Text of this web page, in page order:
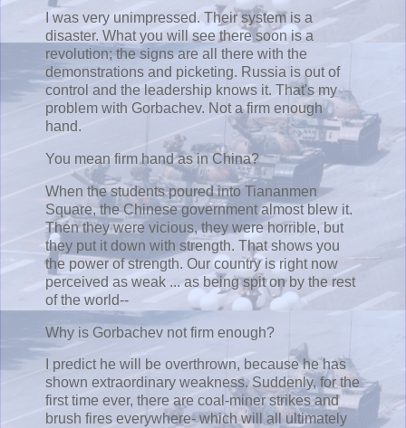
I was very unimpressed. Their system is a
disaster. What you will see there soon is a
revolution; the signs are all there with the
demonstrations and picketing. Russia is out of
control and the leadership knows it. That's my
problem with Gorbachev. Not a firm enough
hand.
You mean firm hand as in China?
When the students poured into Tiananmen
Square, the Chinese government almost blew it.
Then they were vicious, they were horrible, but
they put it down with strength. That shows you
the power of strength. Our country is right now
perceived as weak ... as being spit on by the rest
of the world--
Why is Gorbachev not firm enough?
I predict he will be overthrown, because he has
shown extraordinary weakness. Suddenly, for the
first time ever, there are coal-miner strikes and
brush fires everywhere- which will all ultimately